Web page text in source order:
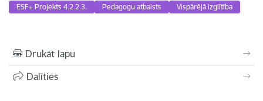
ESF+ Projekts 4.2.2.3. Pedagogu atbalsts Vispārējā izglītība
Drukāt lapu
Dalīties